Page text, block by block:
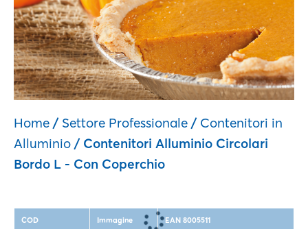
Home / Settore Professionale / Contenitori in
Alluminio / Contenitori Alluminio Circolari
Bordo L - Con Coperchio
COD Immagine EAN 8005511